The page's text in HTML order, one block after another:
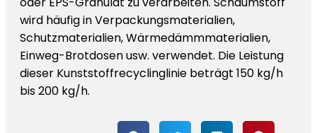
wird häufig in Verpackungsmaterialien,
Schutzmaterialien, Wärmedämmmaterialien,
Einweg-Brotdosen usw. verwendet. Die Leistung
dieser Kunststoffrecyclinglinie beträgt 150 kg/h
bis 200 kg/h.